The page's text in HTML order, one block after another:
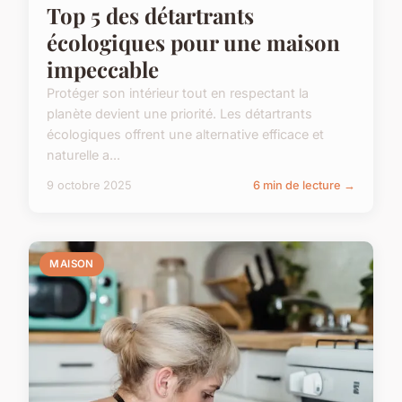
Top 5 des détartrants
écologiques pour une maison
impeccable
Protéger son intérieur tout en respectant la
planète devient une priorité. Les détartrants
écologiques offrent une alternative efficace et
naturelle a...
9 octobre 2025 6 min de lecture →
MAISON